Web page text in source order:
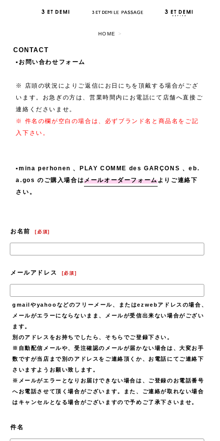
HOME >
CONTACT
▪️お問い合わせフォーム
※ 店頭の状況によりご返信にお日にちを頂戴する場合がござ
います。お急ぎの方は、営業時間内にお電話にて店舗へ直接ご
連絡くださいませ。
※ 件名の欄が空白の場合は、必ずブランド名と商品名をご記
入下さい。
▪️mina perhonen 、PLAY COMME des GARÇONS 、eb.
a.gos のご購入場合はメールオーダーフォームよりご連絡下
さい。
お名前 [必須]
メールアドレス [必須 ]
gmailやyahooなどのフリーメール、またはezwebアドレスの場合、
メールがエラーにならないまま、メールが受信出来ない場合がござい
ます。
別のアドレスをお持ちでしたら、そちらでご登録下さい。
※自動配信メールや、受注確認のメールが届かない場合は、大変お手
数ですが当店まで別のアドレスをご連絡頂くか、お電話にてご連絡下
さいますようお願い致します。
※メールがエラーとなりお届けできない場合は、ご登録のお電話番号
へお電話させて頂く場合がございます。また、ご連絡が取れない場合
はキャンセルとなる場合がございますので予めご了承下さいませ。
件名